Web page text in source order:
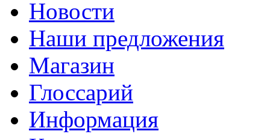
Новости
Наши предложения
Магазин
Глоссарий
Информация